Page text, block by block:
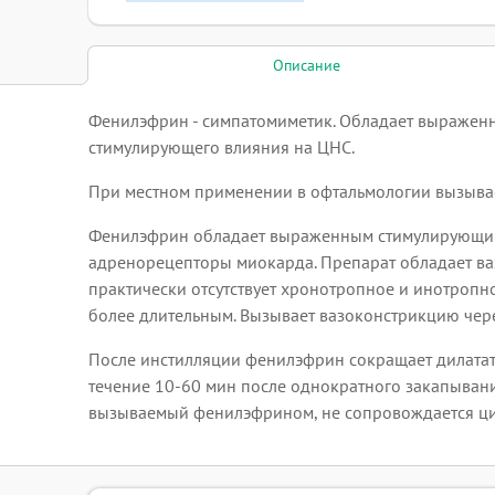
Описание
Фенилэфрин - симпатомиметик. Обладает
стимулирующего влияния на ЦНС.
При местном применении в офтальмологии
Фенилэфрин обладает выраженным
адренорецепторы миокарда. Препарат обладает
практически отсутствует хронотропное и
более длительным. Вызывает вазоконстрикцию
После инстилляции фенилэфрин сокращает
течение 10-60 мин после однократного
вызываемый фенилэфрином, не сопровождается